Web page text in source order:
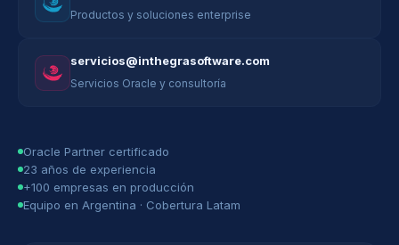
Productos y soluciones enterprise
servicios@inthegrasoftware.com
Servicios Oracle y consultoría
Oracle Partner certificado
23 años de experiencia
+100 empresas en producción
Equipo en Argentina · Cobertura Latam